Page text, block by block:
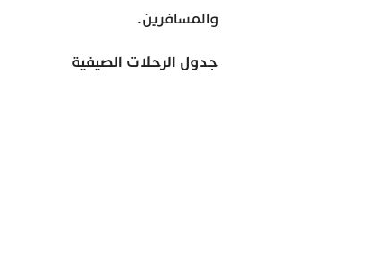
والمسافرين.
جدول الرحلات الصيفية